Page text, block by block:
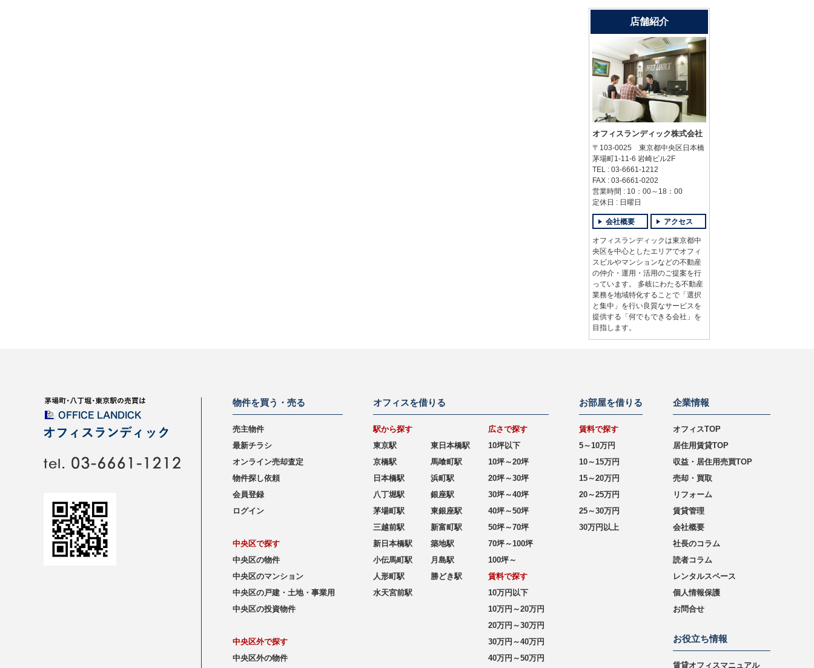
店舗紹介
オフィスランディック株式会社
〒103-0025 東京都中央区日本橋
茅場町1-11-6 岩崎ビル2F
TEL : 03-6661-1212
FAX : 03-6661-0202
営業時間 : 10：00～18：00
定休日 : 日曜日
会社概要 アクセス
オフィスランディックは東京都中
央区を中心としたエリアでオフィ
スビルやマンションなどの不動産
の仲介・運用・活用のご提案を行
っています。 多岐にわたる不動産
業務を地域特化することで「選択
と集中」を行い良質なサービスを
提供する「何でもできる会社」を
目指します。
物件を買う・売る
売主物件
最新チラシ
オンライン売却査定
物件探し依頼
会員登録
ログイン
中央区で探す
中央区の物件
中央区のマンション
中央区の戸建・土地・事業用
中央区の投資物件
中央区外で探す
中央区外の物件
オフィスを借りる
駅から探す
東京駅
京橋駅
日本橋駅
八丁堀駅
茅場町駅
三越前駅
新日本橋駅
小伝馬町駅
人形町駅
水天宮前駅
東日本橋駅
馬喰町駅
浜町駅
銀座駅
東銀座駅
新富町駅
築地駅
月島駅
勝どき駅
広さで探す
10坪以下
10坪～20坪
20坪～30坪
30坪～40坪
40坪～50坪
50坪～70坪
70坪～100坪
100坪～
賃料で探す
10万円以下
10万円～20万円
20万円～30万円
30万円～40万円
40万円～50万円
お部屋を借りる
賃料で探す
5～10万円
10～15万円
15～20万円
20～25万円
25～30万円
30万円以上
企業情報
オフィスTOP
居住用賃貸TOP
収益・居住用売買TOP
売却・買取
リフォーム
賃貸管理
会社概要
社長のコラム
読者コラム
レンタルスペース
個人情報保護
お問合せ
お役立ち情報
賃貸オフィスマニュアル